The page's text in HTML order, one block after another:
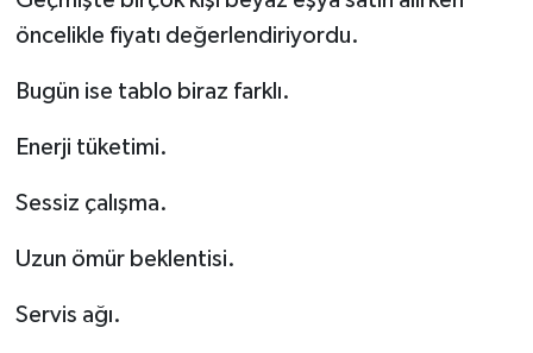
öncelikle fiyatı değerlendiriyordu.
Bugün ise tablo biraz farklı.
Enerji tüketimi.
Sessiz çalışma.
Uzun ömür beklentisi.
Servis ağı.